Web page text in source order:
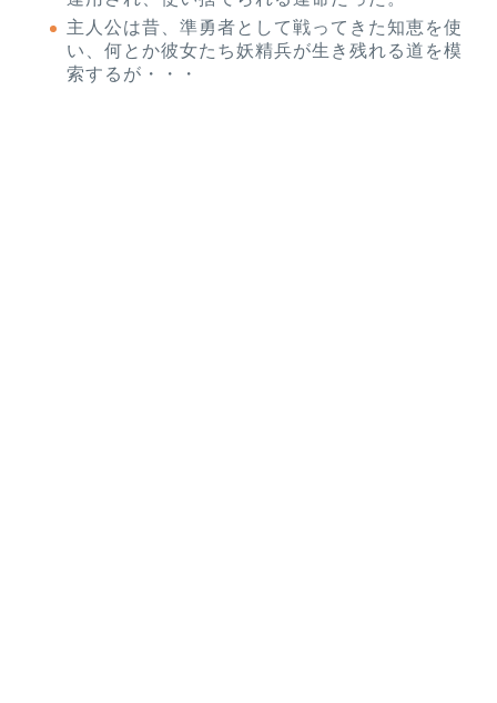
主人公は昔、準勇者として戦ってきた知恵を使
い、何とか彼女たち妖精兵が生き残れる道を模
索するが・・・